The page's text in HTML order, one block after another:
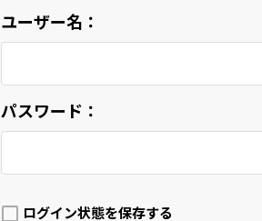
ユーザー名：
パスワード：
ログイン状態を保存する